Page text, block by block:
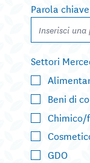
Parola chiave
Settori
Beni di
GDO